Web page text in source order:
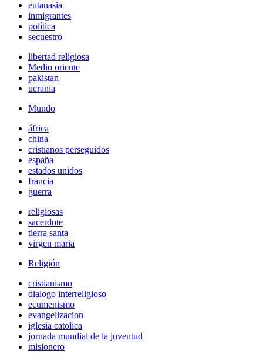
eutanasia
inmigrantes
política
secuestro
libertad religiosa
Medio oriente
pakistan
ucrania
Mundo
áfrica
china
cristianos perseguidos
españa
estados unidos
francia
guerra
religiosas
sacerdote
tierra santa
virgen maria
Religión
cristianismo
dialogo interreligioso
ecumenismo
evangelizacion
iglesia catolica
jornada mundial de la juventud
misionero